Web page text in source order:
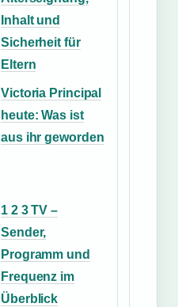
Inhalt und
Sicherheit für
Eltern
Victoria Principal
heute: Was ist
aus ihr geworden
1 2 3 TV –
Sender,
Programm und
Frequenz im
Überblick